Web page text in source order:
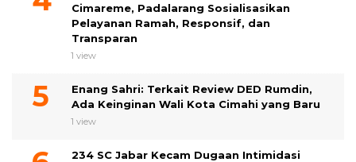
Cimareme, Padalarang Sosialisasikan
Pelayanan Ramah, Responsif, dan
Transparan
1 view
Enang Sahri: Terkait Review DED Rumdin,
Ada Keinginan Wali Kota Cimahi yang Baru
1 view
234 SC Jabar Kecam Dugaan Intimidasi